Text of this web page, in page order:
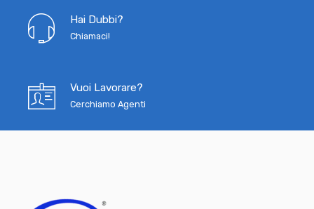
Hai Dubbi?
Chiamaci!
Vuoi Lavorare?
Cerchiamo Agenti